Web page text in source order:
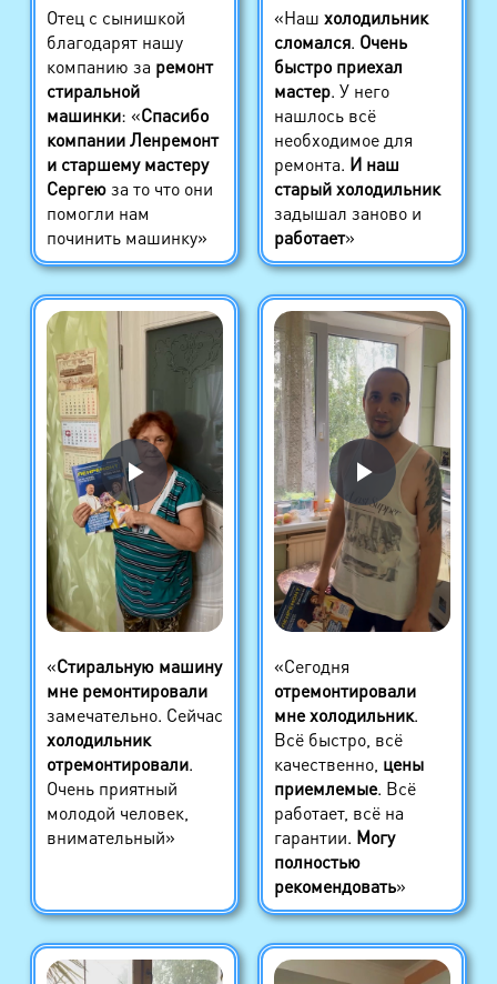
Отец с сынишкой
благодарят нашу
компанию за ремонт
стиральной
машинки: «Спасибо
компании Ленремонт
и старшему мастеру
Сергеюза то что они
помогли нам
починить машинку»
«Наш холодильник
сломался. Очень
быстро приехал
мастер. У него
нашлось всё
необходимое для
ремонта. И наш
старый холодильник
задышал заново и
работает»
«Стиральную машину
мне ремонтировали
замечательно. Сейчас
холодильник
отремонтировали.
Очень приятный
молодой человек,
внимательный»
«Сегодня
отремонтировали
мне холодильник.
Всё быстро, всё
качественно, цены
приемлемые. Всё
работает, всё на
гарантии. Могу
полностью
рекомендовать»